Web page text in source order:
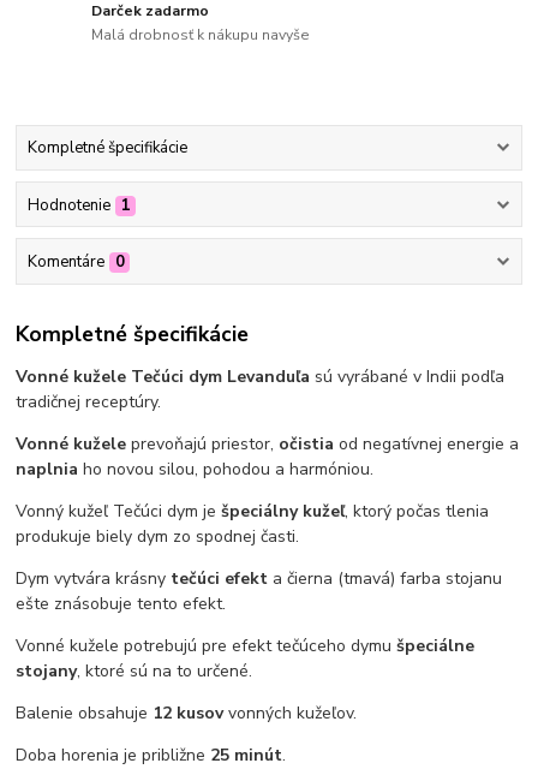
Darček zadarmo
Malá drobnosť k nákupu navyše
Kompletné špecifikácie
Hodnotenie 1
Komentáre 0
Kompletné špecifikácie
Vonné kužele Tečúci dym Levanduľa sú vyrábané v Indii podľa
tradičnej receptúry.
Vonné kuželeprevoňajú priestor, očistia od negatívnej energie a
naplnia ho novou silou, pohodou a harmóniou.
Vonný kužeľ Tečúci dym ješpeciálny kužeľ, ktorý počas tlenia
produkuje biely dym zo spodnej časti.
Dym vytvára krásny tečúci efekt a čierna (tmavá) farba stojanu
ešte znásobuje tento efekt.
Vonné kužele potrebujú pre efekt tečúceho dymušpeciálne
stojany, ktoré sú na to určené.
Balenie obsahuje 12 kusovvonných kužeľov.
Doba horenia je približne 25 minút.